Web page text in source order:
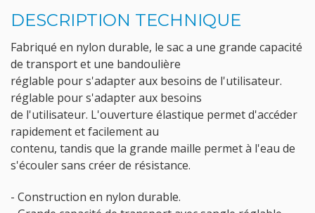
DESCRIPTION TECHNIQUE
Fabriqué en nylon durable, le sac a une grande capacité
de transport et une bandoulière
réglable pour s'adapter aux besoins de l'utilisateur.
réglable pour s'adapter aux besoins
de l'utilisateur. L'ouverture élastique permet d'accéder
rapidement et facilement au
contenu, tandis que la grande maille permet à l'eau de
s'écouler sans créer de résistance.
- Construction en nylon durable.